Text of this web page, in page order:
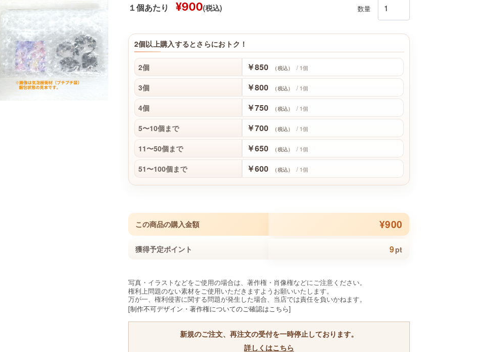
１個あたり ¥900(税込) 数量
2個以上購入するとさらにおトク！
2個 ￥850 （税込） / 1個
3個 ￥800 （税込） / 1個
4個 ￥750 （税込） / 1個
5〜10個まで ￥700 （税込） / 1個
11〜50個まで ￥650 （税込） / 1個
51〜100個まで ￥600 （税込） / 1個
この商品の購入金額 ¥900
獲得予定ポイント 9pt
写真・イラストなどをご使用の場合は、著作権・肖像権などにご注意ください。
権利上問題のない素材をご使用いただきますようお願いいたします。
万が一、権利侵害に関する問題が発生した場合、当店では責任を負いかねます。
[制作不可デザイン・著作権についてのご確認はこちら]
新規のご注文、再注文の受付を一時停止しております。
詳しくはこちら